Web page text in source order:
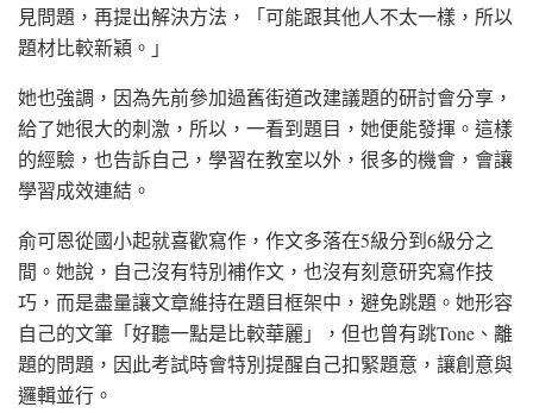
見問題，再提出解決方法，「可能跟其他人不太一樣，所以
題材比較新穎。」
她也強調，因為先前參加過舊街道改建議題的研討會分享，
給了她很大的刺激，所以，一看到題目，她便能發揮。這樣
的經驗，也告訴自己，學習在教室以外，很多的機會，會讓
學習成效連結。
俞可恩從國小起就喜歡寫作，作文多落在5級分到6級分之
間。她說，自己沒有特別補作文，也沒有刻意研究寫作技
巧，而是盡量讓文章維持在題目框架中，避免跳題。她形容
自己的文筆「好聽一點是比較華麗」，但也曾有跳Tone、離
題的問題，因此考試時會特別提醒自己扣緊題意，讓創意與
邏輯並行。